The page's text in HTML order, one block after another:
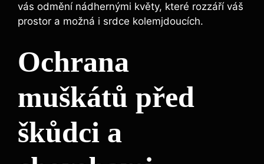
vás odmění nádhernými květy, které rozzáří váš
prostor a možná i srdce kolemjdoucích.
Ochrana
muškátů před
škůdci a